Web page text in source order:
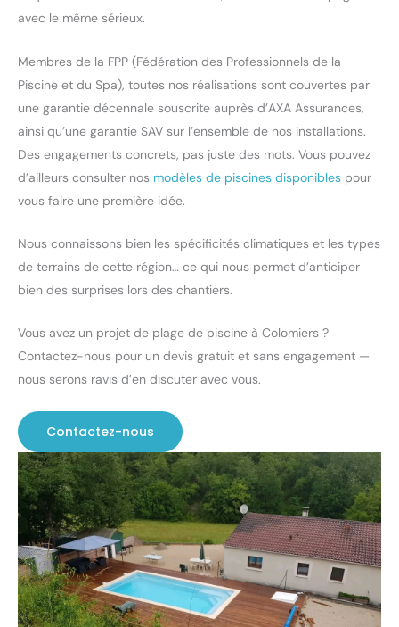
avec le même sérieux.
Membres de la FPP (Fédération des Professionnels de la
Piscine et du Spa), toutes nos réalisations sont couvertes par
une garantie décennale souscrite auprès d’AXA Assurances,
ainsi qu’une garantie SAV sur l’ensemble de nos installations.
Des engagements concrets, pas juste des mots. Vous pouvez
d’ailleurs consulter nos modèles de piscines disponibles pour
vous faire une première idée.
Nous connaissons bien les spécificités climatiques et les types
de terrains de cette région… ce qui nous permet d’anticiper
bien des surprises lors des chantiers.
Vous avez un projet de plage de piscine à Colomiers ?
Contactez-nous pour un devis gratuit et sans engagement —
nous serons ravis d’en discuter avec vous.
Contactez-nous